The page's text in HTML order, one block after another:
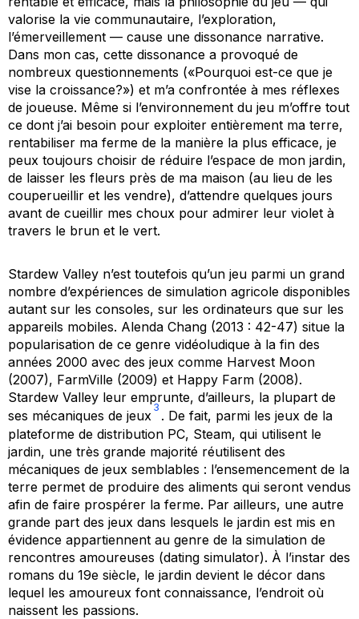
valorise la vie communautaire, l’exploration,
l’émerveillement — cause une dissonance narrative.
Dans mon cas, cette dissonance a provoqué de
nombreux questionnements («Pourquoi est-ce que je
vise la croissance?») et m’a confrontée à mes réflexes
de joueuse. Même si l’environnement du jeu m’offre tout
ce dont j’ai besoin pour exploiter entièrement ma terre,
rentabiliser ma ferme de la manière la plus efficace, je
peux toujours choisir de réduire l’espace de mon jardin,
de laisser les fleurs près de ma maison (au lieu de les
couperueillir et les vendre), d’attendre quelques jours
avant de cueillir mes choux pour admirer leur violet à
travers le brun et le vert.
Stardew Valley n’est toutefois qu’un jeu parmi un grand
nombre d’expériences de simulation agricole disponibles
autant sur les consoles, sur les ordinateurs que sur les
appareils mobiles. Alenda Chang (2013 : 42-47) situe la
popularisation de ce genre vidéoludique à la fin des
années 2000 avec des jeux comme Harvest Moon
(2007), FarmVille (2009) et Happy Farm (2008).
Stardew Valley leur emprunte, d’ailleurs, la plupart de
ses mécaniques de jeux
3
. De fait, parmi les jeux de la
plateforme de distribution PC, Steam, qui utilisent le
jardin, une très grande majorité réutilisent des
mécaniques de jeux semblables : l’ensemencement de la
terre permet de produire des aliments qui seront vendus
afin de faire prospérer la ferme. Par ailleurs, une autre
grande part des jeux dans lesquels le jardin est mis en
évidence appartiennent au genre de la simulation de
rencontres amoureuses (dating simulator). À l’instar des
romans du 19e siècle, le jardin devient le décor dans
lequel les amoureux font connaissance, l’endroit où
naissent les passions.